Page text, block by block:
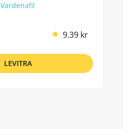
Vardenafil
9.39 kr
LEVITRA